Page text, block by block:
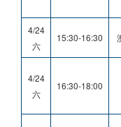
4/24
六
15:30-16:30
4/24
六
16:30-18:00